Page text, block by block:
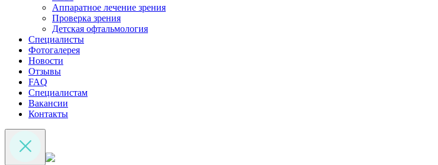
Аппаратное лечение зрения
Проверка зрения
Детская офтальмология
Специалисты
Фотогалерея
Новости
Отзывы
FAQ
Специалистам
Вакансии
Контакты